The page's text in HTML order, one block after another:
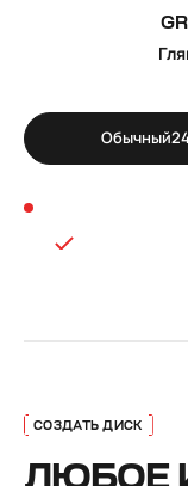
Обычный
ЛЮБОЕ